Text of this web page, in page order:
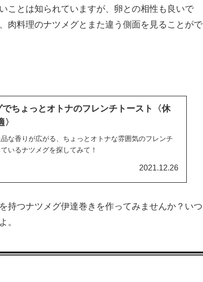
ことは知られていますが、卵との相性も良いで
肉料理のナツメグとまた違う側面を見ることがで
ちょっとオトナのフレンチトースト〈休
な香りが広がる、ちょっとオトナな雰囲気のフレンチ
いるナツメグを探してみて！
2021.12.26
持つナツメグ伊達巻きを作ってみませんか？いつ
。